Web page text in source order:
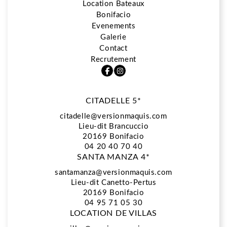
5*
Restaurant La Vista
Spa Biologique Recherche
Location Bateaux
Bonifacio
Location Bateaux
Bonifacio
Evenements
Galerie
Contact
Recrutement
CITADELLE 5*
citadelle@versionmaquis.com
Lieu-dit Brancuccio
20169 Bonifacio
04 20 40 70 40
SANTA MANZA 4*
santamanza@versionmaquis.com
Lieu-dit Canetto-Pertus
20169 Bonifacio
04 95 71 05 30
LOCATION DE VILLAS